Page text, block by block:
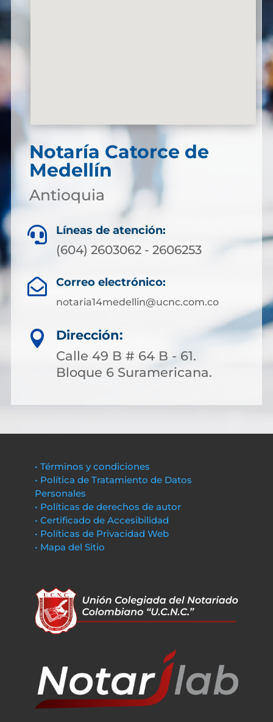
Notaría Catorce de
Medellín
Antioquia
 Líneas de atención:
(604) 2603062 - 2606253
 Correo electrónico:
notaria14medellin@ucnc.com.co

Dirección:
Calle 49 B # 64 B - 61.
Bloque 6 Suramericana.
• Términos y condiciones
• Política de Tratamiento de Datos
Personales
• Políticas de derechos de autor
• Certificado de Accesibilidad
• Políticas de Privacidad Web
• Mapa del Sitio